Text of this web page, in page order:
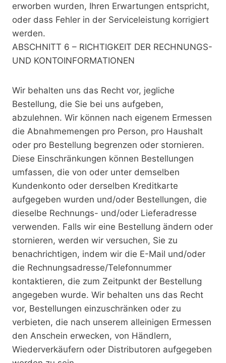
erworben wurden, Ihren Erwartungen entspricht,
oder dass Fehler in der Serviceleistung korrigiert
werden.
ABSCHNITT 6 – RICHTIGKEIT DER RECHNUNGS-
UND KONTOINFORMATIONEN
Wir behalten uns das Recht vor, jegliche
Bestellung, die Sie bei uns aufgeben,
abzulehnen. Wir können nach eigenem Ermessen
die Abnahmemengen pro Person, pro Haushalt
oder pro Bestellung begrenzen oder stornieren.
Diese Einschränkungen können Bestellungen
umfassen, die von oder unter demselben
Kundenkonto oder derselben Kreditkarte
aufgegeben wurden und/oder Bestellungen, die
dieselbe Rechnungs- und/oder Lieferadresse
verwenden. Falls wir eine Bestellung ändern oder
stornieren, werden wir versuchen, Sie zu
benachrichtigen, indem wir die E-Mail und/oder
die Rechnungsadresse/Telefonnummer
kontaktieren, die zum Zeitpunkt der Bestellung
angegeben wurde. Wir behalten uns das Recht
vor, Bestellungen einzuschränken oder zu
verbieten, die nach unserem alleinigen Ermessen
den Anschein erwecken, von Händlern,
Wiederverkäufern oder Distributoren aufgegeben